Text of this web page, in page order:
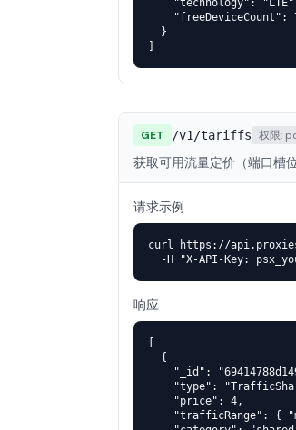
"technology":
"freeDeviceCount":
  }
GET /v1/tariffs 权限:
获取可用流量定价（端口槽
请求示例
curl https://
-H "X-API-Key:
响应
  {
"_id":
"type":
    "price": 4,
"trafficRange": {